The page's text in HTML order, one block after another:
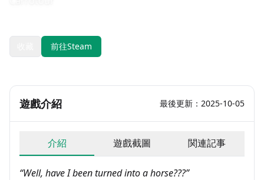
前往Steam
遊戲介紹 最後更新：2025-10-05
介紹 遊戲截圖 関連記事
“Well, have I been turned into a horse???”